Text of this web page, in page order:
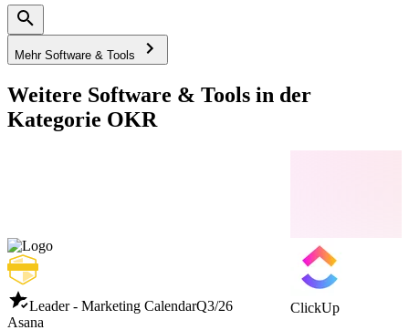
Mehr Software & Tools
Weitere Software & Tools in der
Kategorie OKR
Leader - Marketing CalendarQ3/26
Asana
ClickUp